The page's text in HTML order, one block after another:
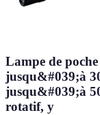
Lampe de
jusqu&#039;à
jusqu&#039;à
rotatif, y